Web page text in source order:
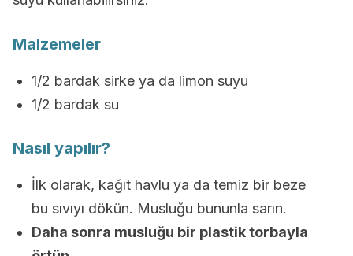
Malzemeler
1/2 bardak sirke ya da limon suyu
1/2 bardak su
Nasıl yapılır?
İlk olarak, kağıt havlu ya da temiz bir beze
bu sıvıyı dökün. Musluğu bununla sarın.
Daha sonra musluğu bir plastik torbayla